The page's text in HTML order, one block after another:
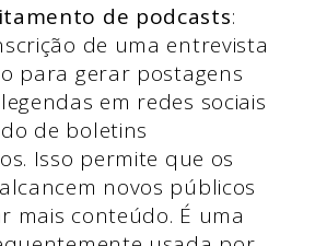
de podcasts:
de uma entrevista
para gerar postagens
em redes sociais
de boletins
Isso permite que os
novos públicos
mais conteúdo. É uma